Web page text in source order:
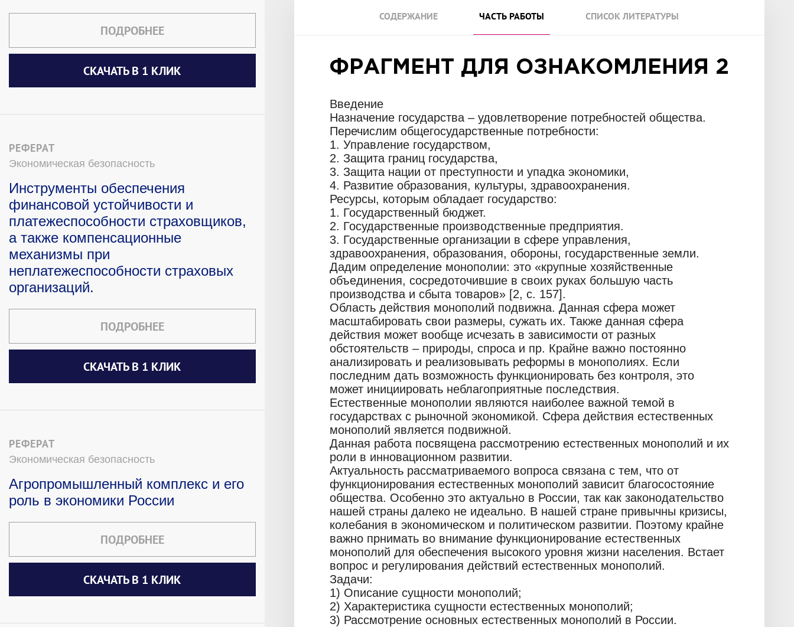
ПОДРОБНЕЕ
СКАЧАТЬ В 1 КЛИК
РЕФЕРАТ
Экономическая безопасность
Инструменты обеспечения
финансовой устойчивости и
платежеспособности страховщиков,
а также компенсационные
механизмы при
неплатежеспособности страховых
организаций.
ПОДРОБНЕЕ
СКАЧАТЬ В 1 КЛИК
РЕФЕРАТ
Экономическая безопасность
Агропромышленный комплекс и его
роль в экономики России
ПОДРОБНЕЕ
СКАЧАТЬ В 1 КЛИК
СОДЕРЖАНИЕ ЧАСТЬ РАБОТЫ СПИСОК ЛИТЕРАТУРЫ
ФРАГМЕНТ ДЛЯ ОЗНАКОМЛЕНИЯ 2
Введение
Назначение государства – удовлетворение потребностей общества.
Перечислим общегосударственные потребности:
1. Управление государством,
2. Защита границ государства,
3. Защита нации от преступности и упадка экономики,
4. Развитие образования, культуры, здравоохранения.
Ресурсы, которым обладает государство:
1. Государственный бюджет.
2. Государственные производственные предприятия.
3. Государственные организации в сфере управления,
здравоохранения, образования, обороны, государственные земли.
Дадим определение монополии: это «крупные хозяйственные
объединения, сосредоточившие в своих руках большую часть
производства и сбыта товаров» [2, с. 157].
Область действия монополий подвижна. Данная сфера может
масштабировать свои размеры, сужать их. Также данная сфера
действия может вообще исчезать в зависимости от разных
обстоятельств – природы, спроса и пр. Крайне важно постоянно
анализировать и реализовывать реформы в монополиях. Если
последним дать возможность функционировать без контроля, это
может инициировать неблагоприятные последствия.
Естественные монополии являются наиболее важной темой в
государствах с рыночной экономикой. Сфера действия естественных
монополий является подвижной.
Данная работа посвящена рассмотрению естественных монополий и их
роли в инновационном развитии.
Актуальность рассматриваемого вопроса связана с тем, что от
функционирования естественных монополий зависит благосостояние
общества. Особенно это актуально в России, так как законодательство
нашей страны далеко не идеально. В нашей стране привычны кризисы,
колебания в экономическом и политическом развитии. Поэтому крайне
важно прнимать во внимание функционирование естественных
монополий для обеспечения высокого уровня жизни населения. Встает
вопрос и регулирования действий естественных монополий.
Задачи:
1) Описание сущности монополий;
2) Характеристика сущности естественных монополий;
3) Рассмотрение основных естественных монополий в России.